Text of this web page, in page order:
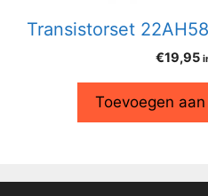
Transistorset
€19,95
Toevoegen